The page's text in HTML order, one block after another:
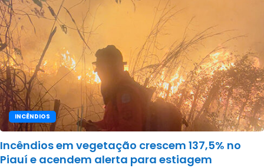
INCÊNDIOS
Incêndios em vegetação crescem 137,5% no
Piauí e acendem alerta para estiagem